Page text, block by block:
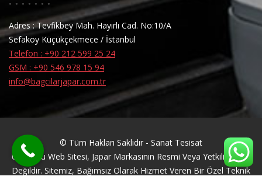
Adres : Tevfikbey Mah. Hayırlı Cad. No:10/A
Sefaköy Küçükçekmece / İstanbul
Telefon : +90 212 599 25 24
GSM : +90 546 978 15 94
info@bagcilarjapar.com.tr
© Tüm Hakları Saklıdır - Sanat Tesisat
Uyarı: Bu Web Sitesi, Japar Markasının Resmi Veya Yetkili Servisi
Değildir. Sitemiz, Bağımsız Olarak Hizmet Veren Bir Özel Teknik